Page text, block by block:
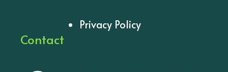
Privacy Policy
Contact